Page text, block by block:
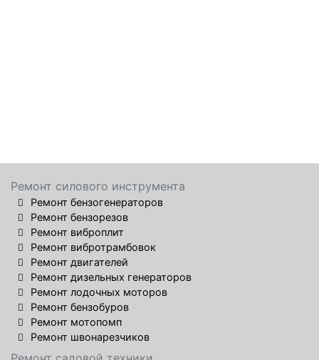
Ремонт силового инструмента
Ремонт бензогенераторов
Ремонт бензорезов
Ремонт виброплит
Ремонт вибротрамбовок
Ремонт двигателей
Ремонт дизельных генераторов
Ремонт лодочных моторов
Ремонт бензобуров
Ремонт мотопомп
Ремонт швонарезчиков